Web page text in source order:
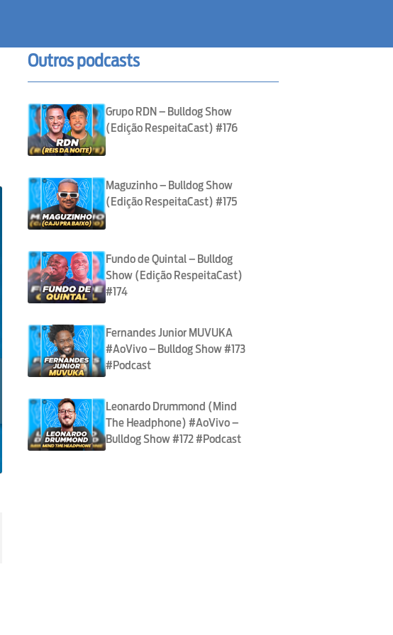
Outros podcasts
Grupo RDN – Bulldog Show
(Edição RespeitaCast) #176
Maguzinho – Bulldog Show
(Edição RespeitaCast) #175
Fundo de Quintal – Bulldog
Show (Edição RespeitaCast)
#174
Fernandes Junior MUVUKA
#AoVivo – Bulldog Show #173
#Podcast
Leonardo Drummond (Mind
The Headphone) #AoVivo –
Bulldog Show #172 #Podcast